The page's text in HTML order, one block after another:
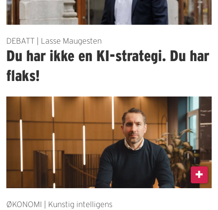
DEBATT | Lasse Maugesten
Du har ikke en KI-strategi. Du har
flaks!
ØKONOMI | Kunstig intelligens